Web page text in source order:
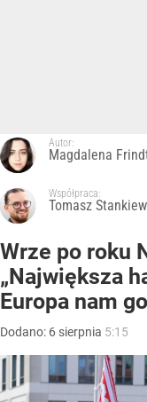
Autor:
Magdalena
Współpraca:
Tomasz
Wrze po roku
„Największa
Europa nam
Dodano: 6 sierpnia 5:15